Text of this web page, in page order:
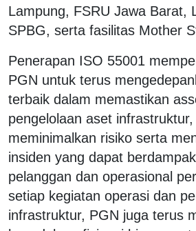
Lampung, FSRU Jawa Barat,
SPBG, serta fasilitas Mother
Penerapan ISO 55001
PGN untuk terus
terbaik dalam memastikan
pengelolaan aset
meminimalkan risiko serta
insiden yang dapat
pelanggan dan operasional
setiap kegiatan operasi dan
infrastruktur, PGN juga terus